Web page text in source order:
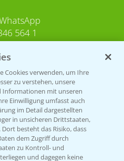
564 1
20220
Cookies verwenden, um Ihre
zu verstehen, unsere
Informationen mit unseren
Einwilligung umfasst auch
im Detail dargestellten
in unsicheren Drittstaaten,
besteht das Risiko, dass
dem Zugriff durch
zu Kontroll- und
und dagegen keine